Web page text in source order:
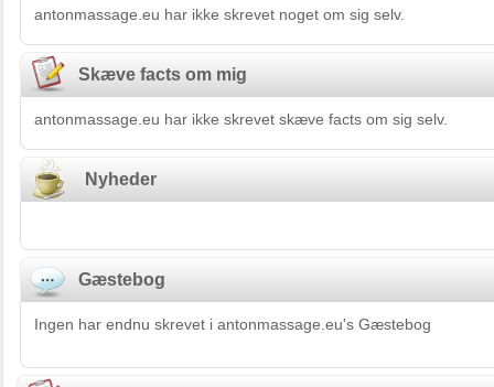
antonmassage.eu har ikke skrevet noget om sig selv.
Skæve facts om mig
antonmassage.eu har ikke skrevet skæve facts om sig selv.
Nyheder
Gæstebog
Ingen har endnu skrevet i antonmassage.eu's Gæstebog